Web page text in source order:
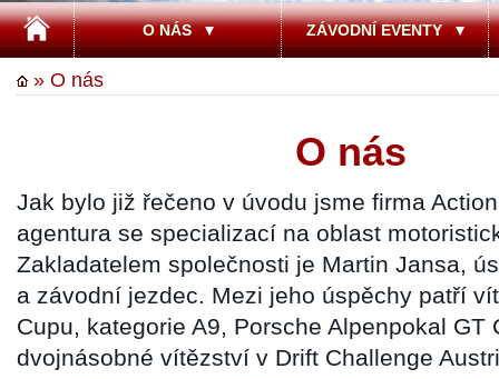
O NÁS ZÁVODNÍ EVENTY
» O nás
O nás
Jak bylo již řečeno v úvodu jsme firma
agentura se specializací na oblast
Zakladatelem společnosti je Martin Jansa,
a závodní jezdec. Mezi jeho úspěchy patří
Cupu, kategorie A9, Porsche Alpenpokal GT
dvojnásobné vítězství v Drift Challenge